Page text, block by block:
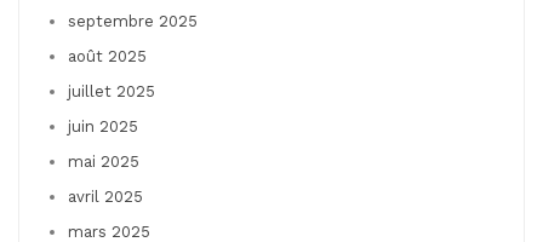
septembre 2025
août 2025
juillet 2025
juin 2025
mai 2025
avril 2025
mars 2025